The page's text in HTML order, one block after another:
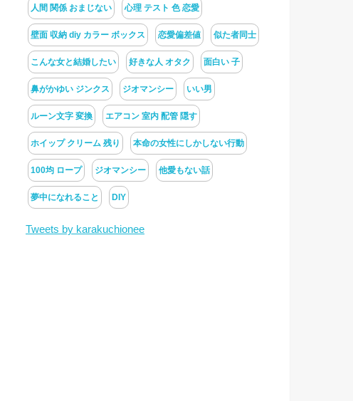
人間 関係 おまじない 心理 テスト 色 恋愛
壁面 収納 diy カラー ボックス 恋愛偏差値 似た者同士
こんな女と結婚したい 好きな人 オタク 面白い 子
鼻がかゆい ジンクス ジオマンシー いい男
ルーン文字 変換 エアコン 室内 配管 隠す
ホイップ クリーム 残り 本命の女性にしかしない行動
100均 ロープ ジオマンシー 他愛もない話
夢中になれること DIY
Tweets by karakuchionee